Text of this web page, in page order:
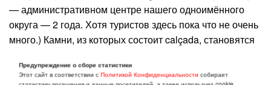
— административном центре нашего одноимённого
округа — 2 года. Хотя туристов здесь пока что не очень
много.) Камни, из которых состоит calçada, становятся
И их своевременно заменяют новыми, более
Предупреждение о сборе статистики
Этот сайт в соответствии сПолитикой Конфиденциальности собирает